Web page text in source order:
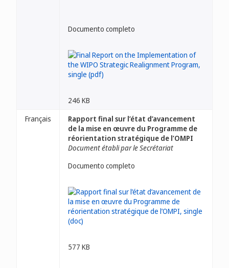
Documento completo
246 KB
Français
Rapport final sur l’état d’avancement
de la mise en œuvre du Programme de
réorientation stratégique de l’OMPI
Document établi par le Secrétariat
Documento completo
577 KB